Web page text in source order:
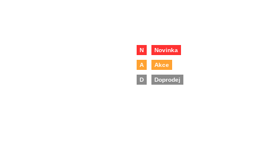
N Novinka
A Akce
D Doprodej